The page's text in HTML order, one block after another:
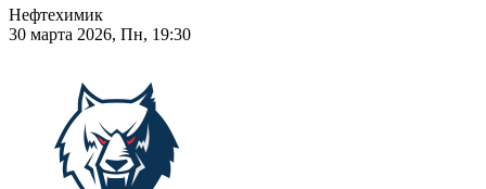
Нефтехимик
30 марта 2026, Пн, 19:30